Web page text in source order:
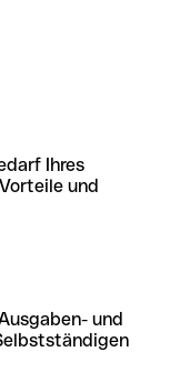
Ihres
und
und